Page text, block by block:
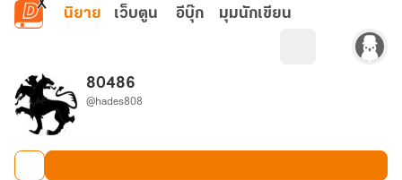
ข้ามไปยังเนื้อหาหลัก
นิยาย เว็บตูน อีบุ๊ก มุมนักเขียน
80486
@hades808